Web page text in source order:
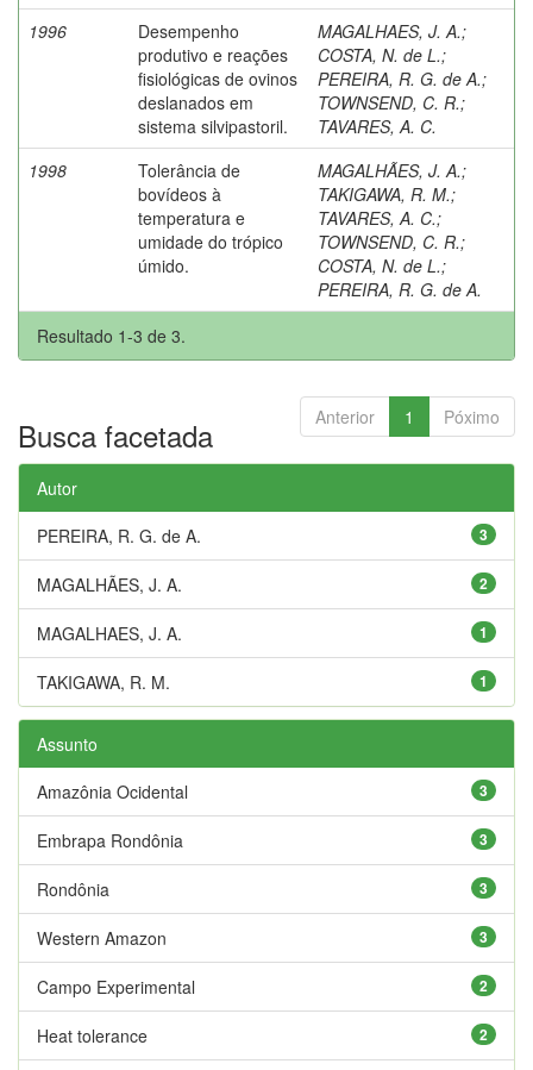
1996
Desempenho
produtivo e reações
fisiológicas de ovinos
deslanados em
sistema silvipastoril.
MAGALHAES, J. A.;
COSTA, N. de L.;
PEREIRA, R. G. de A.;
TOWNSEND, C. R.;
TAVARES, A. C.
1998
Tolerância de
bovídeos à
temperatura e
umidade do trópico
úmido.
MAGALHÃES, J. A.;
TAKIGAWA, R. M.;
TAVARES, A. C.;
TOWNSEND, C. R.;
COSTA, N. de L.;
PEREIRA, R. G. de A.
Resultado 1-3 de 3.
Anterior 1 Póximo
Busca facetada
Autor
3
PEREIRA, R. G. de A.
2
MAGALHÃES, J. A.
1
MAGALHAES, J. A.
1
TAKIGAWA, R. M.
Assunto
3
Amazônia Ocidental
3
Embrapa Rondônia
3
Rondônia
3
Western Amazon
2
Campo Experimental
2
Heat tolerance